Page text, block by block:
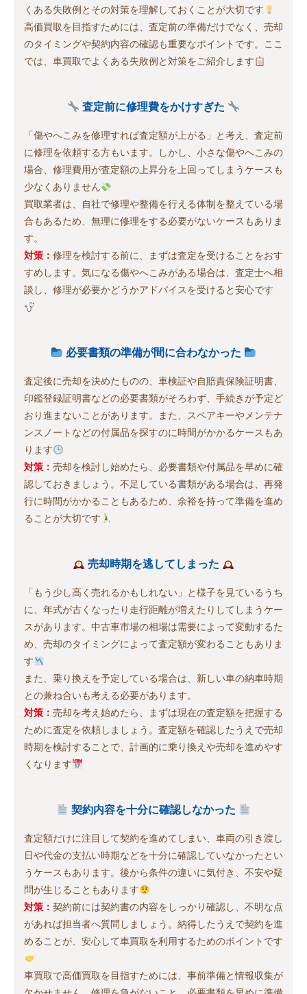
くある失敗例とその対策を理解しておくことが大切です
高価買取を目指すためには、査定前の準備だけでなく、売却
のタイミングや契約内容の確認も重要なポイントです。ここ
では、車買取でよくある失敗例と対策をご紹介します
査定前に修理費をかけすぎた
「傷やへこみを修理すれば査定額が上がる」と考え、査定前
に修理を依頼する方もいます。しかし、小さな傷やへこみの
場合、修理費用が査定額の上昇分を上回ってしまうケースも
少なくありません
買取業者は、自社で修理や整備を行える体制を整えている場
合もあるため、無理に修理をする必要がないケースもありま
す。
対策： 修理を検討する前に、まずは査定を受けることをおす
すめします。気になる傷やへこみがある場合は、査定士へ相
談し、修理が必要かどうかアドバイスを受けると安心です
必要書類の準備が間に合わなかった
査定後に売却を決めたものの、車検証や自賠責保険証明書、
印鑑登録証明書などの必要書類がそろわず、手続きが予定ど
おり進まないことがあります。また、スペアキーやメンテナ
ンスノートなどの付属品を探すのに時間がかかるケースもあ
ります
対策： 売却を検討し始めたら、必要書類や付属品を早めに確
認しておきましょう。不足している書類がある場合は、再発
行に時間がかかることもあるため、余裕を持って準備を進め
ることが大切です
売却時期を逃してしまった
「もう少し高く売れるかもしれない」と様子を見ているうち
に、年式が古くなったり走行距離が増えたりしてしまうケー
スがあります。中古車市場の相場は需要によって変動するた
め、売却のタイミングによって査定額が変わることもありま
す
また、乗り換えを予定している場合は、新しい車の納車時期
との兼ね合いも考える必要があります。
対策： 売却を考え始めたら、まずは現在の査定額を把握する
ために査定を依頼しましょう。査定額を確認したうえで売却
時期を検討することで、計画的に乗り換えや売却を進めやす
くなります
契約内容を十分に確認しなかった
査定額だけに注目して契約を進めてしまい、車両の引き渡し
日や代金の支払い時期などを十分に確認していなかったとい
うケースもあります。後から条件の違いに気付き、不安や疑
問が生じることもあります
対策： 契約前には契約書の内容をしっかり確認し、不明な点
があれば担当者へ質問しましょう。納得したうえで契約を進
めることが、安心して車買取を利用するためのポイントです
車買取で高価買取を目指すためには、事前準備と情報収集が